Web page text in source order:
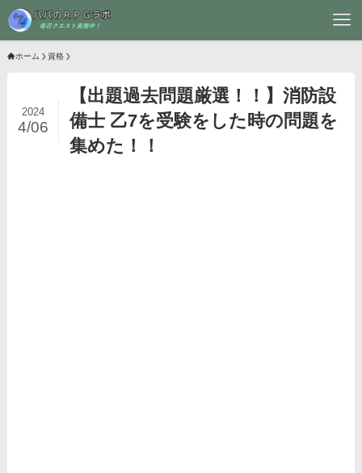
ホーム 資格
【出題過去問題厳選！！】消防設
備士 乙7を受験をした時の問題を
集めた！！
2024
4/06